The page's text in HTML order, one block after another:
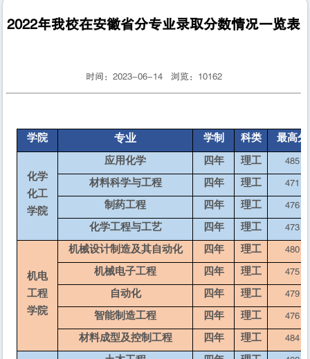
2022年我校在安徽省分专业录取分数情况一览表
时间：2023-06-14 浏览： 10162
学院 专业 学制 科类 最高分
化学
化工
学院
应用化学 四年 理工 485
材料科学与工程 四年 理工 471
制药工程 四年 理工 476
化学工程与工艺 四年 理工 473
机电
工程
学院
机械设计制造及其自动化 四年 理工 480
机械电子工程 四年 理工 475
自动化 四年 理工 479
智能制造工程 四年 理工 476
材料成型及控制工程 四年 理工 484